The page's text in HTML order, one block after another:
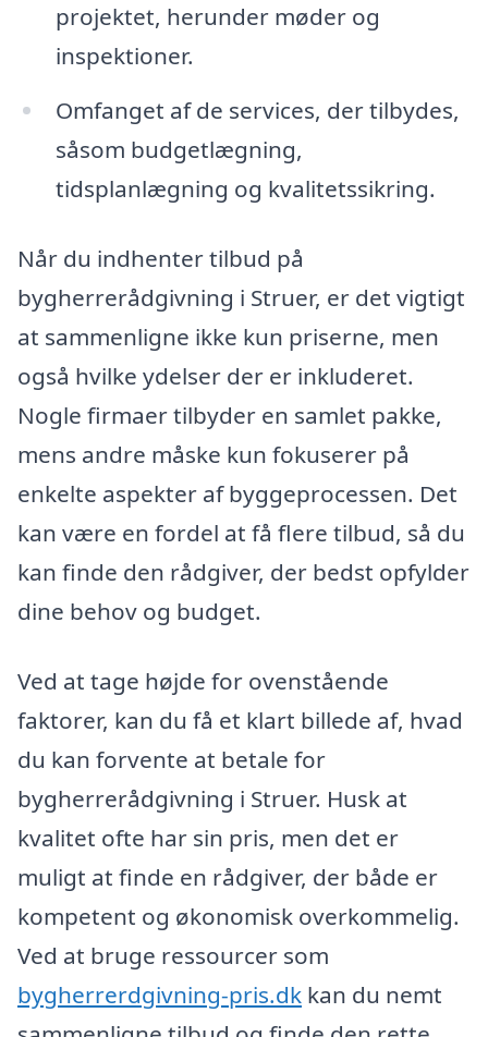
projektet, herunder møder og
inspektioner.
Omfanget af de services, der tilbydes,
såsom budgetlægning,
tidsplanlægning og kvalitetssikring.
Når du indhenter tilbud på
bygherrerådgivning i Struer, er det vigtigt
at sammenligne ikke kun priserne, men
også hvilke ydelser der er inkluderet.
Nogle firmaer tilbyder en samlet pakke,
mens andre måske kun fokuserer på
enkelte aspekter af byggeprocessen. Det
kan være en fordel at få flere tilbud, så du
kan finde den rådgiver, der bedst opfylder
dine behov og budget.
Ved at tage højde for ovenstående
faktorer, kan du få et klart billede af, hvad
du kan forvente at betale for
bygherrerådgivning i Struer. Husk at
kvalitet ofte har sin pris, men det er
muligt at finde en rådgiver, der både er
kompetent og økonomisk overkommelig.
Ved at bruge ressourcer som
bygherrerdgivning-pris.dk kan du nemt